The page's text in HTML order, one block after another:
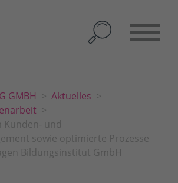
GMBH
Aktuelles
Kunden- und
sowie optimierte Prozesse
Bildungsinstitut GmbH